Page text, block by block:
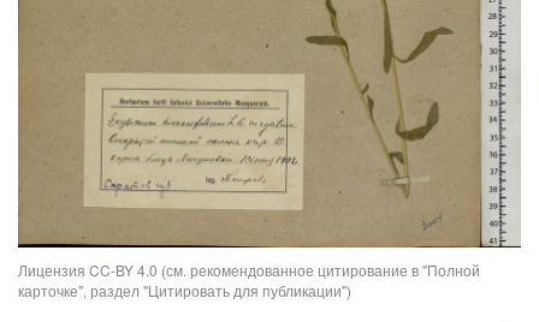
Лицензия CC-BY 4.0 (см. рекомендованное цитирование в "Полной
карточке", раздел "Цитировать для публикации")